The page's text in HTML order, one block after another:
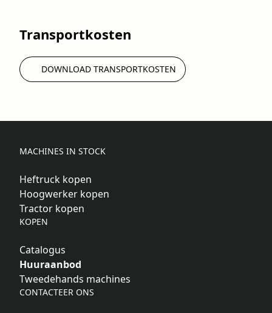
Transportkosten
DOWNLOAD TRANSPORTKOSTEN
MACHINES IN STOCK
Heftruck kopen
Hoogwerker kopen
Tractor kopen
KOPEN
Catalogus
Huuraanbod
Tweedehands machines
CONTACTEER ONS